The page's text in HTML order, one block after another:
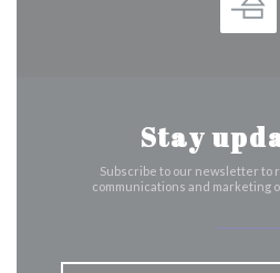
Stay
Subscribe to our newsletter to
communications and marketing